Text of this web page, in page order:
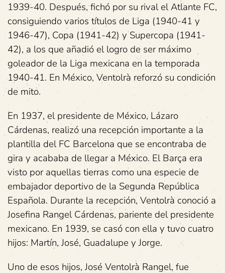
1939-40. Después, fichó por su rival el Atlante FC,
consiguiendo varios títulos de Liga (1940-41 y
1946-47), Copa (1941-42) y Supercopa (1941-
42), a los que añadió el logro de ser máximo
goleador de la Liga mexicana en la temporada
1940-41. En México, Ventolrà reforzó su condición
de mito.
En 1937, el presidente de México, Lázaro
Cárdenas, realizó una recepción importante a la
plantilla del FC Barcelona que se encontraba de
gira y acababa de llegar a México. El Barça era
visto por aquellas tierras como una especie de
embajador deportivo de la Segunda República
Española. Durante la recepción, Ventolrà conoció a
Josefina Rangel Cárdenas, pariente del presidente
mexicano. En 1939, se casó con ella y tuvo cuatro
hijos: Martín, José, Guadalupe y Jorge.
Uno de esos hijos, José Ventolrà Rangel, fue